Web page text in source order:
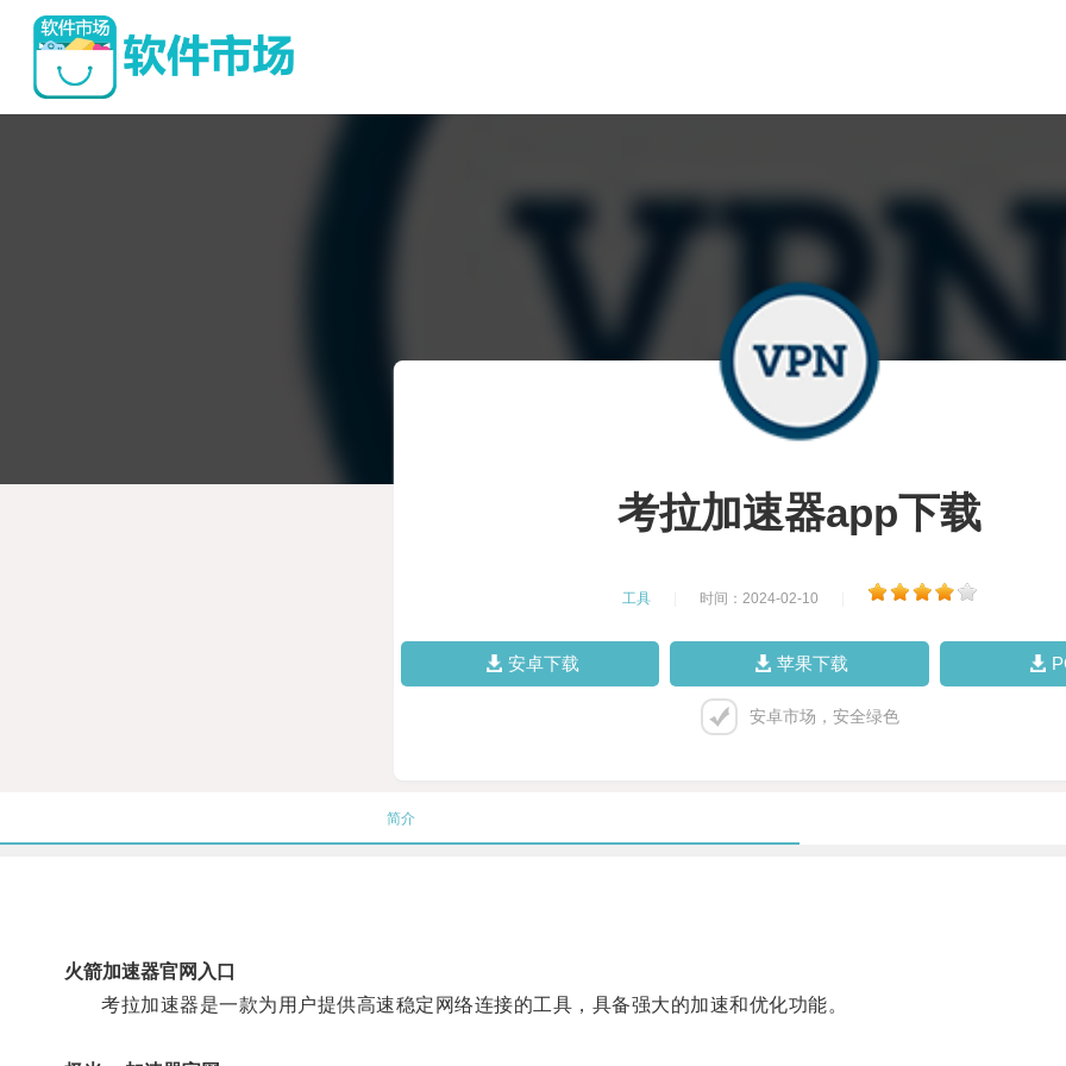
考拉加速器app下载
工具 时间：2024-02-10
安卓下载 苹果下载
安卓市场，安全绿色
简介
火箭加速器官网入口
考拉加速器是一款为用户提供高速稳定网络连接的工具，具备强大的加速和优化功能。